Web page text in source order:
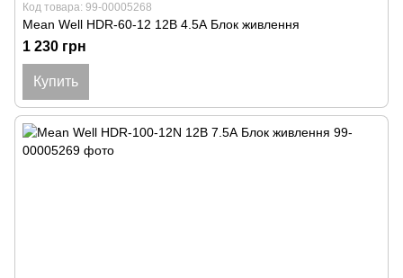
Код товара: 99-00005268
Mean Well HDR-60-12 12В 4.5А Блок живлення
1 230 грн
Купить